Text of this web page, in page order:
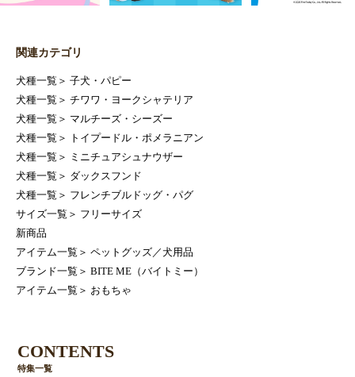
関連カテゴリ
犬種一覧 ＞ 子犬・パピー
犬種一覧 ＞ チワワ・ヨークシャテリア
犬種一覧 ＞ マルチーズ・シーズー
犬種一覧 ＞
トイプードル・ポメラニアン
犬種一覧 ＞
ミニチュアシュナウザー
犬種一覧 ＞ ダックスフンド
犬種一覧 ＞ フレンチブルドッグ・パグ
サイズ一覧 ＞ フリーサイズ
新商品
アイテム一覧 ＞ ペットグッズ／犬用品
ブランド一覧 ＞ BITE ME（バイトミー）
アイテム一覧 ＞ おもちゃ
CONTENTS
特集一覧